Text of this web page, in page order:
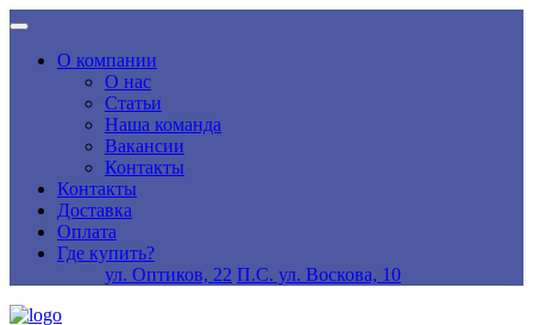
О компании
О нас
Статьи
Наша команда
Вакансии
Контакты
Контакты
Доставка
Оплата
Где купить?
ул. Оптиков, 22 П.С. ул. Воскова, 10